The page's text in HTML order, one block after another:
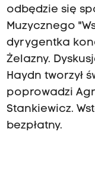
odbędzie się
Muzycznego
dyrygentka
Żelazny.
Haydn tworzył
poprowadzi
Stankiewicz.
bezpłatny.